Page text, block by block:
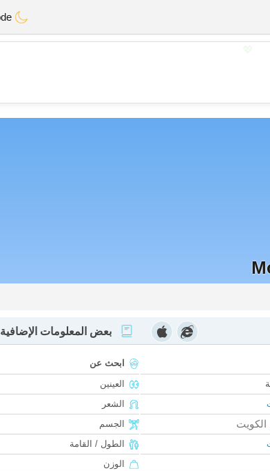
الكويت
بعض المعلومات الإضافية
ابحث عن
العينين
الشعر
الجسم
الطول / القامة
الوزن